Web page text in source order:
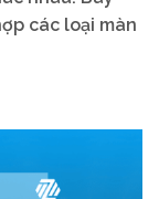
các loại màn